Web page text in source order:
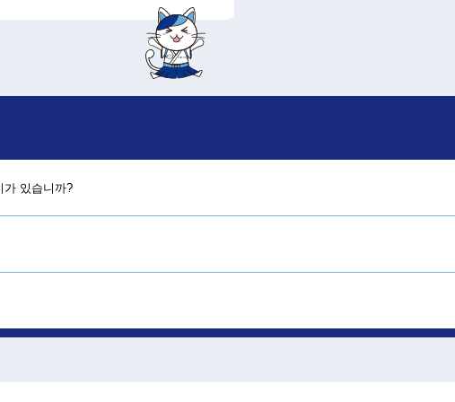
가 있습니까?
)이므로 생약 성분이 직접 추출된 것을 따뜻하게 복용할 수 있습니다. 지쓰본S는 소립
포 제품은 5포입이 2개 들어있습니다.)